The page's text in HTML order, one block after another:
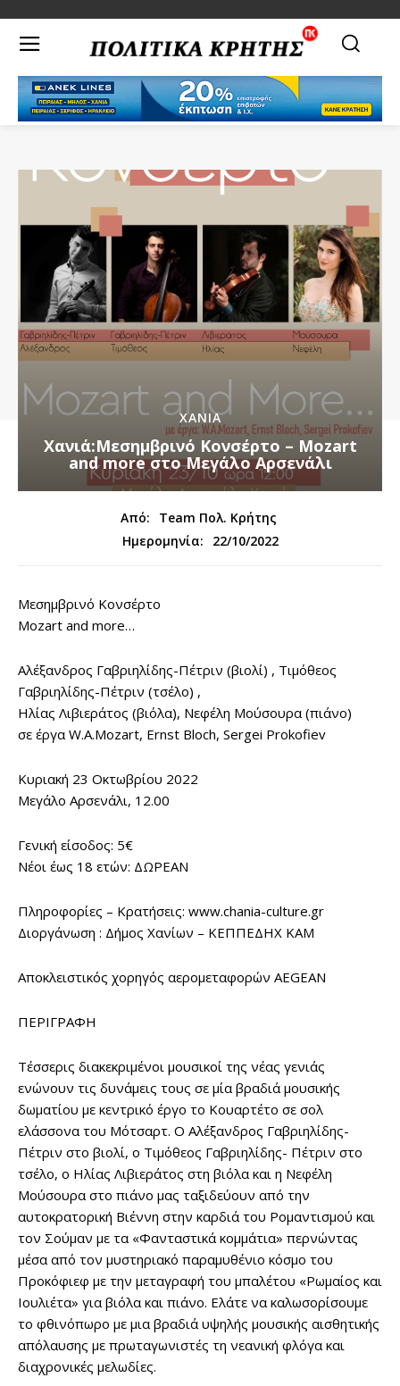
ΧΑΝΙΑ
Χανιά:Μεσημβρινό Κονσέρτο – Mozart
and more στο Μεγάλο Αρσενάλι
Από:
Team Πολ. Κρήτης
Ημερομηνία:
22/10/2022
Μεσημβρινό Κονσέρτο
Mozart and more…
Αλέξανδρος Γαβριηλίδης-Πέτριν (βιολί) , Τιμόθεος
Γαβριηλίδης-Πέτριν (τσέλο) ,
Ηλίας Λιβιεράτος (βιόλα), Νεφέλη Μούσουρα (πιάνο)
σε έργα W.A.Mozart, Ernst Bloch, Sergei Prokofiev
Κυριακή 23 Οκτωβρίου 2022
Μεγάλο Αρσενάλι, 12.00
Γενική είσοδος: 5€
Νέοι έως 18 ετών: ΔΩΡΕΑΝ
Πληροφορίες – Κρατήσεις: www.chania-culture.gr
Διοργάνωση : Δήμος Χανίων – ΚΕΠΠΕΔΗΧ ΚΑΜ
Αποκλειστικός χορηγός αερομεταφορών AEGEAN
ΠΕΡΙΓΡΑΦΗ
Τέσσερις διακεκριμένοι μουσικοί της νέας γενιάς
ενώνουν τις δυνάμεις τους σε μία βραδιά μουσικής
δωματίου με κεντρικό έργο το Κουαρτέτο σε σολ
ελάσσονα του Μότσαρτ. Ο Αλέξανδρος Γαβριηλίδης-
Πέτριν στο βιολί, ο Τιμόθεος Γαβριηλίδης- Πέτριν στο
τσέλο, ο Ηλίας Λιβιεράτος στη βιόλα και η Νεφέλη
Μούσουρα στο πιάνο μας ταξιδεύουν από την
αυτοκρατορική Βιέννη στην καρδιά του Ρομαντισμού και
τον Σούμαν με τα «Φανταστικά κομμάτια» περνώντας
μέσα από τον μυστηριακό παραμυθένιο κόσμο του
Προκόφιεφ με την μεταγραφή του μπαλέτου «Ρωμαίος και
Ιουλιέτα» για βιόλα και πιάνο. Ελάτε να καλωσορίσουμε
το φθινόπωρο με μια βραδιά υψηλής μουσικής αισθητικής
απόλαυσης με πρωταγωνιστές τη νεανική φλόγα και
διαχρονικές μελωδίες.